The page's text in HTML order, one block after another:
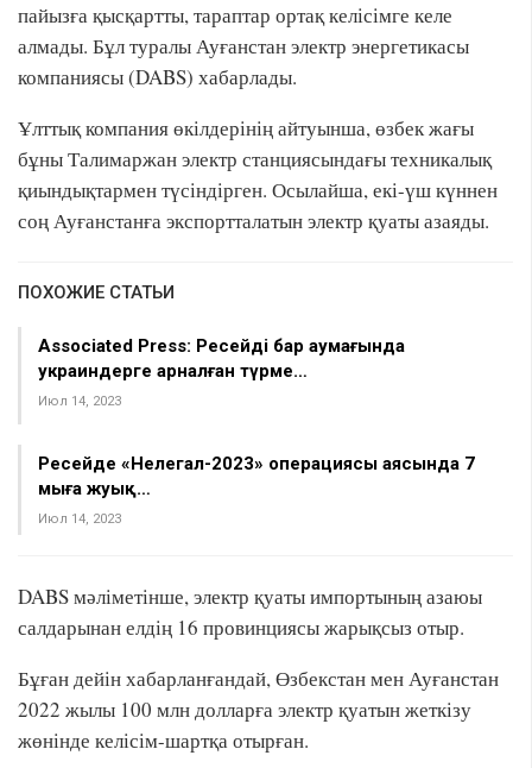
пайызға қысқартты, тараптар ортақ келісімге келе
алмады. Бұл туралы Ауғанстан электр энергетикасы
компаниясы (DABS) хабарлады.
Ұлттық компания өкілдерінің айтуынша, өзбек жағы
бұны Талимаржан электр станциясындағы техникалық
қиындықтармен түсіндірген. Осылайша, екі-үш күннен
соң Ауғанстанға экспортталатын электр қуаты азаяды.
ПОХОЖИЕ СТАТЬИ
Associated Press: Ресейдің бар аумағында
украиндерге арналған түрме…
Июл 14, 2023
Ресейде «Нелегал-2023» операциясы аясында 7
мыңға жуық…
Июл 14, 2023
DABS мәліметінше, электр қуаты импортының азаюы
салдарынан елдің 16 провинциясы жарықсыз отыр.
Бұған дейін хабарланғандай, Өзбекстан мен Ауғанстан
2022 жылы 100 млн долларға электр қуатын жеткізу
жөнінде келісім-шартқа отырған.